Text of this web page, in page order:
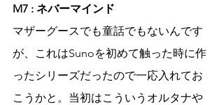
M7 : ネバーマインド
マザーグースでも童話でもないんです
が、これはSunoを初めて触った時に作
ったシリーズだったので一応入れてお
こうかと。当初はこういうオルタナや